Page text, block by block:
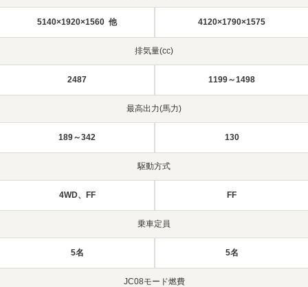
5140×1920×1560 他 4120×1790×1575
排気量(cc)
2487 1199～1498
最高出力(馬力)
189～342 130
駆動方式
4WD、FF FF
乗車定員
5名 5名
JC08モード燃費